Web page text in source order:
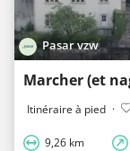
Pasar vzw
Marcher (et
Itinéraire à pied ·
9,26 km